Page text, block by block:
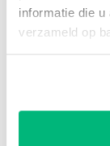
informatie die
verzameld op